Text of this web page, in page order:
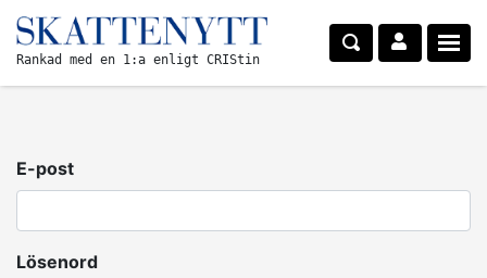
Rankad med en 1:a enligt CRIStin
E-post
Lösenord